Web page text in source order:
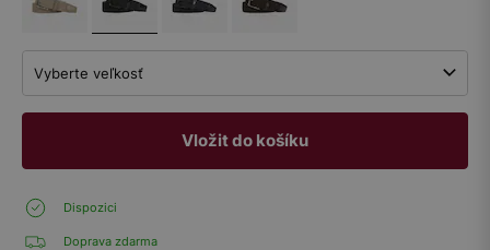
Vyberte veľkosť
Vložit do košíku
Dispozici
Doprava zdarma